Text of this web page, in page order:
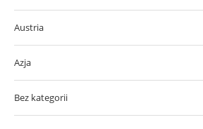
Austria
Azja
Bez kategorii